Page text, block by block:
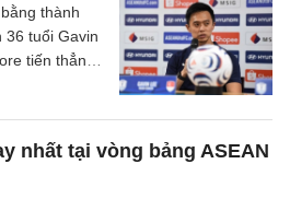
thành
36 tuổi Gavin
tiến thẳng
mà còn
nhất tại vòng bảng ASEAN